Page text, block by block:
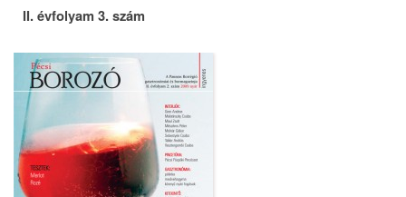
II. évfolyam 3. szám